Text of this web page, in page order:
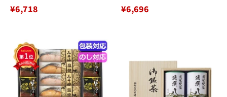
通
格
¥6,718
通
¥6,696